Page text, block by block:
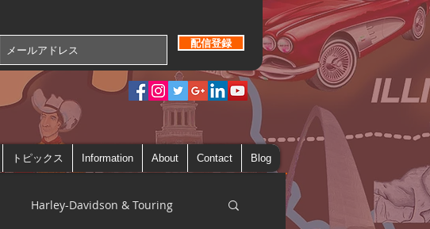
配信登録
トピックス Information About Contact Blog
Harley-Davidson & Touring